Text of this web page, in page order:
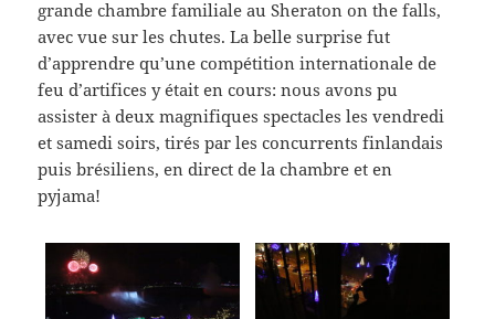
grande chambre familiale au Sheraton on the falls,
avec vue sur les chutes. La belle surprise fut
d’apprendre qu’une compétition internationale de
feu d’artifices y était en cours: nous avons pu
assister à deux magnifiques spectacles les vendredi
et samedi soirs, tirés par les concurrents finlandais
puis brésiliens, en direct de la chambre et en
pyjama!